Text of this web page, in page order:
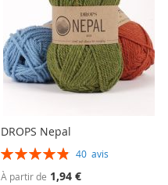
DROPS Nepal
Évaluation:
40 avis
À partir de 1,94 €